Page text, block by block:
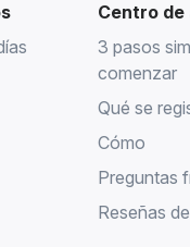
Centro de
3 pasos
comenzar
Qué se
Cómo
Preguntas
Reseñas